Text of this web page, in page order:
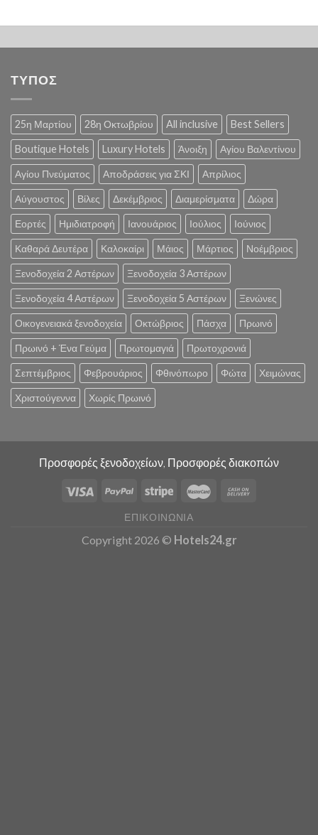
ΤΥΠΟΣ
25η Μαρτίου 28η Οκτωβρίου All inclusive Best Sellers
Boutique Hotels Luxury Hotels Άνοιξη Αγίου Βαλεντίνου
Αγίου Πνεύματος Αποδράσεις για ΣΚΙ Απρίλιος
Αύγουστος Βίλες Δεκέμβριος Διαμερίσματα Δώρα
Εορτές Ημιδιατροφή Ιανουάριος Ιούλιος Ιούνιος
Καθαρά Δευτέρα Καλοκαίρι Μάιος Μάρτιος Νοέμβριος
Ξενοδοχεία 2 Αστέρων Ξενοδοχεία 3 Αστέρων
Ξενοδοχεία 4 Αστέρων Ξενοδοχεία 5 Αστέρων Ξενώνες
Οικογενειακά ξενοδοχεία Οκτώβριος Πάσχα Πρωινό
Πρωινό + Ένα Γεύμα Πρωτομαγιά Πρωτοχρονιά
Σεπτέμβριος Φεβρουάριος Φθινόπωρο Φώτα Χειμώνας
Χριστούγεννα Χωρίς Πρωινό
Προσφορές ξενοδοχείων, Προσφορές διακοπών
ΕΠΙΚΟΙΝΩΝΊΑ
Copyright 2026 © Hotels24.gr